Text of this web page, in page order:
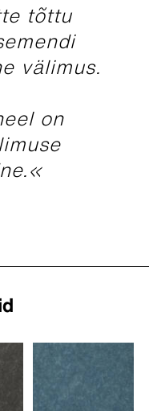
tõttu
välimus.
on